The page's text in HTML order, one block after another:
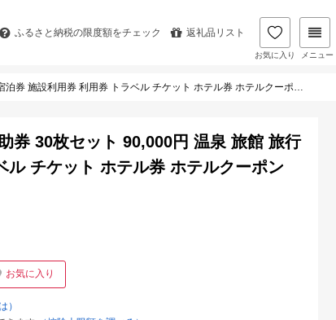
ふるさと納税の限度額をチェック 返礼品リスト
お気に入り メニュー
用券 利用券 トラベル チケット ホテル券 ホテルクーポン ホテル 長野県
券 30枚セット 90,000円 温泉 旅館 旅行
チケット ホテル券 ホテルクーポン
お気に入り
）